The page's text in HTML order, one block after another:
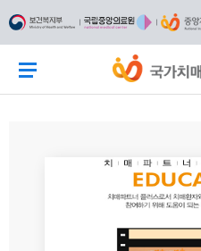
주
메
로
본
문
가
메뉴 버튼